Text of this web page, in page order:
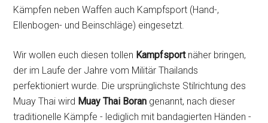
Kämpfen neben Waffen auch Kampfsport (Hand-,
Ellenbogen- und Beinschläge) eingesetzt.
Wir wollen euch diesen tollen Kampfsportnäher bringen,
der im Laufe der Jahre vom Militär Thailands
perfektioniert wurde. Die ursprünglichste Stilrichtung des
Muay Thai wird Muay Thai Boran genannt, nach dieser
traditionelle Kämpfe - lediglich mit bandagierten Händen -